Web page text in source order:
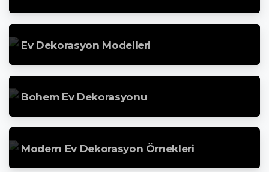
Ev Dekorasyon Modelleri
Bohem Ev Dekorasyonu
Modern Ev Dekorasyon Örnekleri